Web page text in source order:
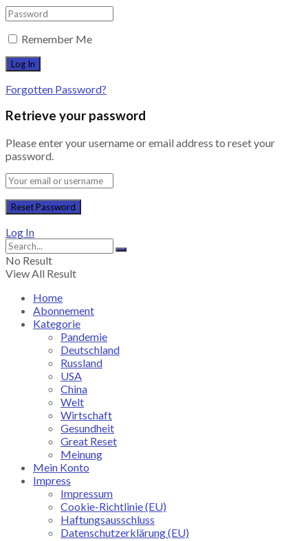
Remember Me
Forgotten Password?
Retrieve your password
Please enter your username or email address to reset your
password.
Log In
No Result
View All Result
Home
Abonnement
Kategorie
Pandemie
Deutschland
Russland
USA
China
Welt
Wirtschaft
Gesundheit
Great Reset
Meinung
Mein Konto
Impress
Impressum
Cookie-Richtlinie (EU)
Haftungsausschluss
Datenschutzerklärung (EU)